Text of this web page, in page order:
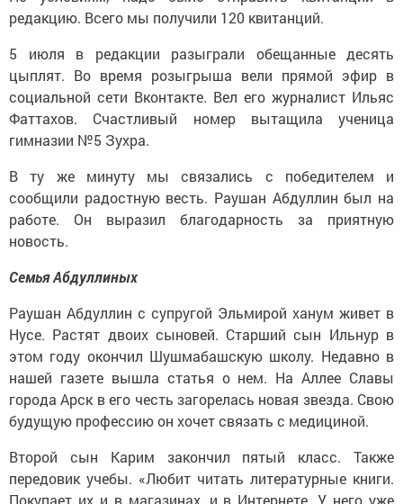
редакцию. Всего мы получили 120 квитанций.
5 июля в редакции разыграли обещанные десять
цыплят. Во время розыгрыша вели прямой эфир в
социальной сети Вконтакте. Вел его журналист Ильяс
Фаттахов. Счастливый номер вытащила ученица
гимназии №5 Зухра.
В ту же минуту мы связались с победителем и
сообщили радостную весть. Раушан Абдуллин был на
работе. Он выразил благодарность за приятную
новость.
Семья Абдуллиных
Раушан Абдуллин с супругой Эльмирой ханум живет в
Нусе. Растят двоих сыновей. Старший сын Ильнур в
этом году окончил Шушмабашскую школу. Недавно в
нашей газете вышла статья о нем. На Аллее Славы
города Арск в его честь загорелась новая звезда. Свою
будущую профессию он хочет связать с медициной.
Второй сын Карим закончил пятый класс. Также
передовик учебы. «Любит читать литературные книги.
Покупает их и в магазинах, и в Интернете. У него уже